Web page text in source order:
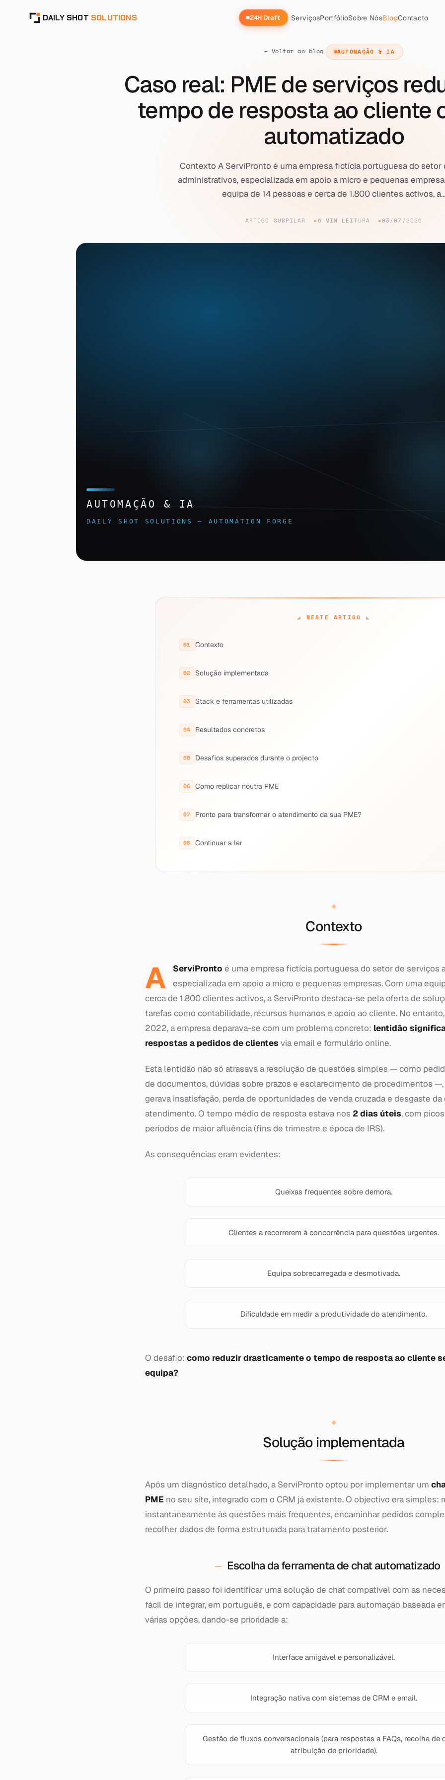
DAILY SHOT SOLUTIONS 24H Draft ServiçosPortfólioSobre NósBlogContacto
← Voltar ao blog AUTOMAÇÃO & IA
Caso real: PME de serviços
tempo de resposta ao cliente
automatizado
Contexto A ServiPronto é uma empresa fictícia portuguesa do setor
administrativos, especializada em apoio a micro e pequenas
equipa de 14 pessoas e cerca de 1.800 clientes activos, a...
ARTIGO SUBPILAR 6 MIN LEITURA 03/07/2026
NESTE ARTIGO
Contexto
Solução implementada
Stack e ferramentas utilizadas
Resultados concretos
Desafios superados durante o projecto
Como replicar noutra PME
Pronto para transformar o atendimento da sua PME?
Continuar a ler
Contexto
A ServiPronto é uma empresa fictícia portuguesa do setor de serviços
especializada em apoio a micro e pequenas empresas. Com uma
cerca de 1.800 clientes activos, a ServiPronto destaca-se pela oferta de
tarefas como contabilidade, recursos humanos e apoio ao cliente. No
2022, a empresa deparava-se com um problema concreto: lentidão
respostas a pedidos de clientes via email e formulário online.
Esta lentidão não só atrasava a resolução de questões simples — como
de documentos, dúvidas sobre prazos e esclarecimento de procedimentos
gerava insatisfação, perda de oportunidades de venda cruzada e desgaste da
atendimento. O tempo médio de resposta estava nos 2 dias úteis, com
períodos de maior afluência (fins de trimestre e época de IRS).
As consequências eram evidentes:
Queixas frequentes sobre demora.
Clientes a recorrerem à concorrência para questões urgentes.
Equipa sobrecarregada e desmotivada.
Dificuldade em medir a produtividade do atendimento.
O desafio: como reduzir drasticamente o tempo de resposta ao cliente
equipa?
Solução implementada
Após um diagnóstico detalhado, a ServiPronto optou por implementar um
PME no seu site, integrado com o CRM já existente. O objectivo era simples:
instantaneamente às questões mais frequentes, encaminhar pedidos
recolher dados de forma estruturada para tratamento posterior.
Escolha da ferramenta de chat automatizado
O primeiro passo foi identificar uma solução de chat compatível com as
fácil de integrar, em português, e com capacidade para automação baseada
várias opções, dando-se prioridade a:
Interface amigável e personalizável.
Integração nativa com sistemas de CRM e email.
Gestão de fluxos conversacionais (para respostas a FAQs, recolha de
atribuição de prioridade).